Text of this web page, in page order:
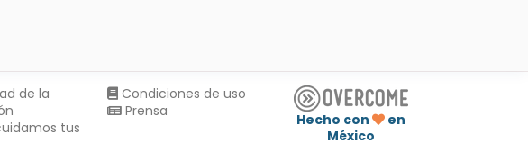
de la
tus
Condiciones de uso
Prensa
Hecho con
en
México